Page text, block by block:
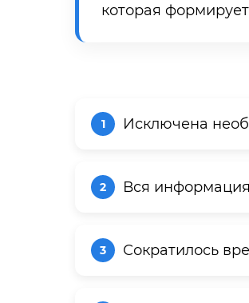
которая
Исключена
Вся
Сократилось